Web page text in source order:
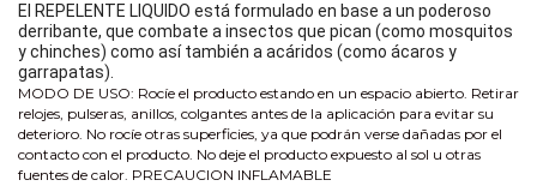
El REPELENTE LIQUIDO está formulado en base a un poderoso
derribante, que combate a insectos que pican (como mosquitos
y chinches) como así también a acáridos (como ácaros y
garrapatas).
MODO DE USO: Rocíe el producto estando en un espacio abierto. Retirar
relojes, pulseras, anillos, colgantes antes de la aplicación para evitar su
deterioro. No rocíe otras superficies, ya que podrán verse dañadas por el
contacto con el producto. No deje el producto expuesto al sol u otras
fuentes de calor. PRECAUCION INFLAMABLE